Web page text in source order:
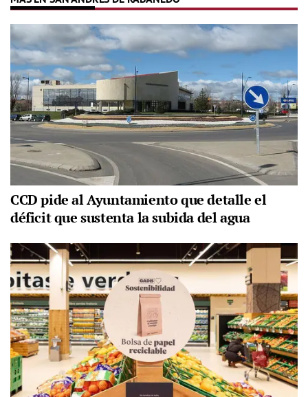
CCD pide al Ayuntamiento que detalle el
déficit que sustenta la subida del agua